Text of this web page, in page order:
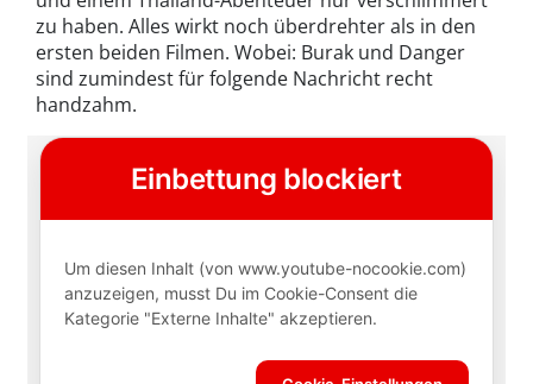
zu haben. Alles wirkt noch überdrehter als in den
ersten beiden Filmen. Wobei: Burak und Danger
sind zumindest für folgende Nachricht recht
handzahm.